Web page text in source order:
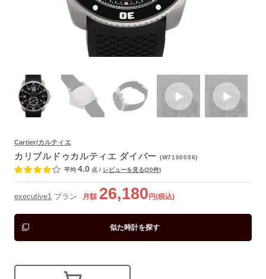
Cartier/カルティエ
カリブルドゥカルティエ ダイバー (W7100056)
平均 4.0 点 / レビューを見る(20件)
executive1 プラン 月額 26,180 円(税込)
似た時計を探す
よくあるご質問